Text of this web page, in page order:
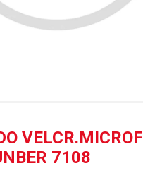
VELCR.MICROF
7108